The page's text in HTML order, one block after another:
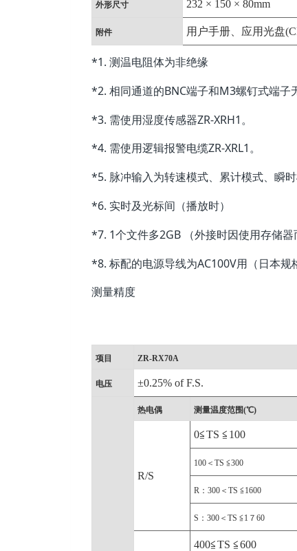
外形尺寸 232 × 150 × 80mm
附件 用户手册、应用光盘
*1. 测温电阻体为非绝缘
*2. 相同通道的BNC端子和M3螺钉式端子
*3. 需使用湿度传感器ZR-XRH1 。
*4. 需使用逻辑报警电缆ZR-XRL1 。
*5. 脉冲输入为转速模式、累计模式、瞬时
*6. 实时及光标间（播放时）
*7. 1个文件多2GB （外接时因使用存储器
*8. 标配的电源导线为AC100V用（日本规
测量精度
项目 ZR-RX70A
电压 ±0.25% of F.S.
热电偶 测量温度范围(℃)
R/S
0≦TS ≦100
100＜TS ≦300
R：300＜TS ≦1600
S：300＜TS ≦1７60
400≦TS ≦600